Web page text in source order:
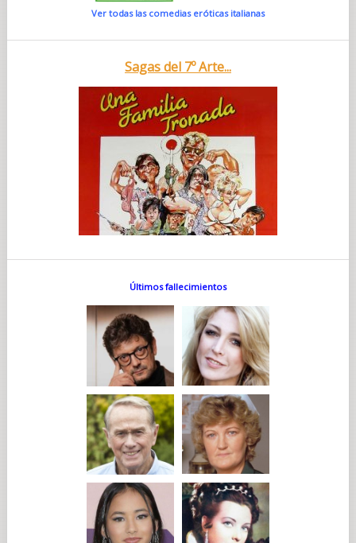
Ver todas las comedias eróticas italianas
Sagas del 7º Arte...
Últimos fallecimientos